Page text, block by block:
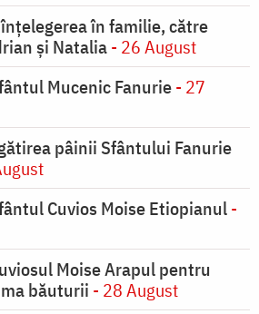
în familie, către
şi Natalia- 26 August
Mucenic Fanurie- 27
pâinii Sfântului Fanurie
Cuvios Moise Etiopianul-
Moise Arapul pentru
băuturii - 28 August